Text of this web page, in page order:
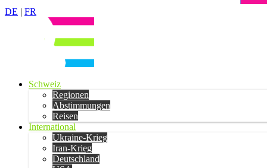
DE | FR
Schweiz
Regionen
Abstimmungen
Reisen
International
Ukraine-Krieg
Iran-Krieg
Deutschland